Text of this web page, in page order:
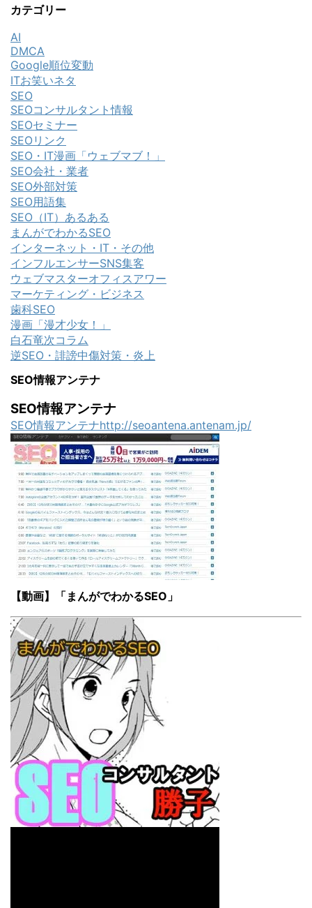
カテゴリー
AI
DMCA
Google順位変動
ITお笑いネタ
SEO
SEOコンサルタント情報
SEOセミナー
SEOリンク
SEO・IT漫画「ウェブマブ！」
SEO会社・業者
SEO外部対策
SEO用語集
SEO（IT）あるある
まんがでわかるSEO
インターネット・IT・その他
インフルエンサーSNS集客
ウェブマスターオフィスアワー
マーケティング・ビジネス
歯科SEO
漫画「漫才少女！」
白石竜次コラム
逆SEO・誹謗中傷対策・炎上
SEO情報アンテナ
SEO情報アンテナ
SEO情報アンテナhttp://seoantena.antenam.jp/
【動画】「まんがでわかるSEO」